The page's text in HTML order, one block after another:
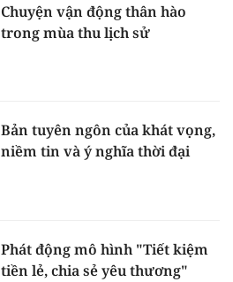
Chuyện vận động thân hào
trong mùa thu lịch sử
Bản tuyên ngôn của khát vọng,
niềm tin và ý nghĩa thời đại
Phát động mô hình "Tiết kiệm
tiền lẻ, chia sẻ yêu thương"